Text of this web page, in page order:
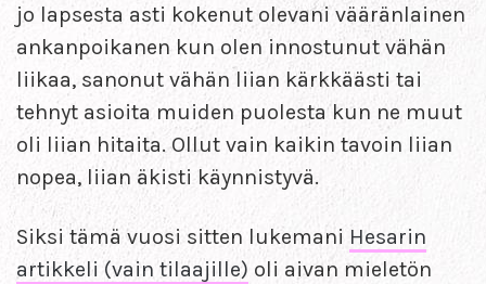
jo lapsesta asti kokenut olevani vääränlainen
ankanpoikanen kun olen innostunut vähän
liikaa, sanonut vähän liian kärkkäästi tai
tehnyt asioita muiden puolesta kun ne muut
oli liian hitaita. Ollut vain kaikin tavoin liian
nopea, liian äkisti käynnistyvä.
Siksi tämä vuosi sitten lukemani Hesarin
artikkeli (vain tilaajille) oli aivan mieletön